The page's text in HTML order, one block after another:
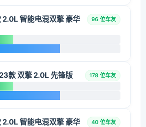
智能电混双擎 豪华
96 位车友
款 双擎 2.0L 先锋版 178 位车友
智能电混双擎 豪华
40 位车友